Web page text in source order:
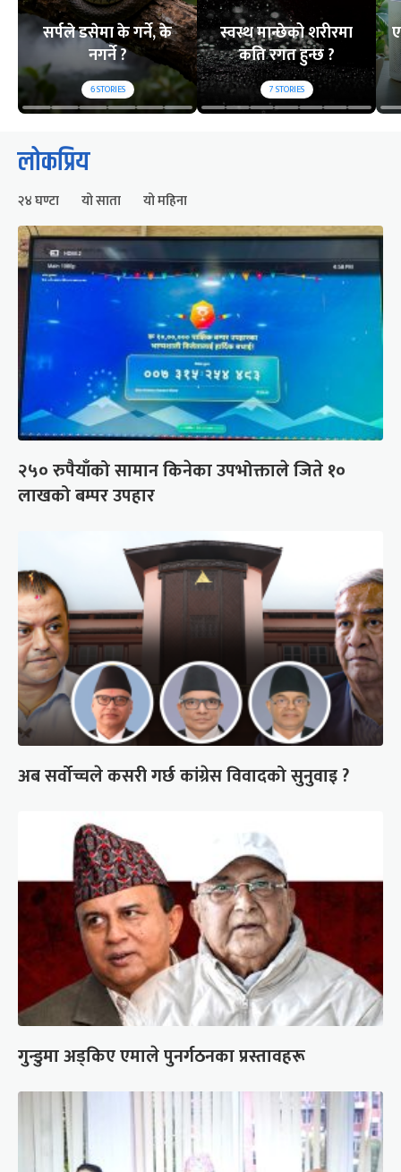
सर्पले डसेमा के गर्ने, के
नगर्ने ?
6STORIES
स्वस्थ मान्छेको शरीरमा
कति रगत हुन्छ ?
7STORIES
लोकप्रिय
२४ घण्टा यो साता यो महिना
२५० रुपैयाँको सामान किनेका उपभोक्ताले जिते १०
लाखको बम्पर उपहार
अब सर्वोच्चले कसरी गर्छ कांग्रेस विवादको सुनुवाइ ?
गुन्डुमा अड्किए एमाले पुनर्गठनका प्रस्तावहरू